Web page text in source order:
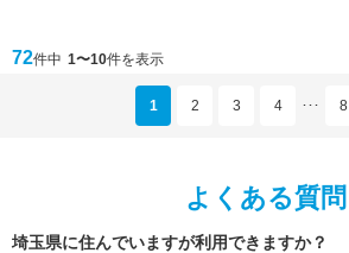
72件中 1〜10件を表示
1 2 3 4 ･･･ 8
よくある質問
埼玉県に住んでいますが利用できますか？